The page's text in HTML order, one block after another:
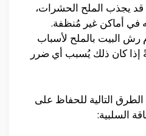
يجذب الملح الحشرات،
في أماكن غير مُنظفة.
رش البيت بالملح لأسباب
إذا كان ذلك يُسبب أي ضرر
التالية للحفاظ على
السلبية: